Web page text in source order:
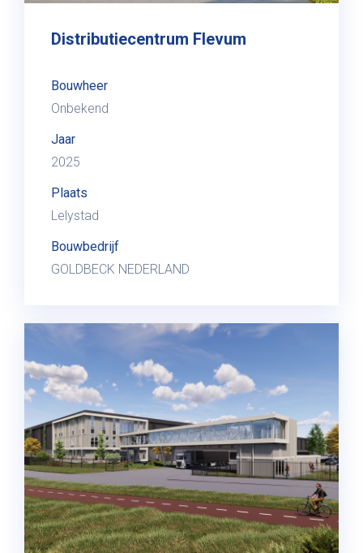
Distributiecentrum Flevum
Bouwheer
Onbekend
Jaar
2025
Plaats
Lelystad
Bouwbedrijf
GOLDBECK NEDERLAND